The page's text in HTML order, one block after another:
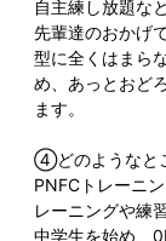
自主練し放題な
先輩達のおかげ
型に全くはまら
め、あっとおど
ます。
④どのようなと
PNFCトレーニ
レーニングや練
中学生を始め、